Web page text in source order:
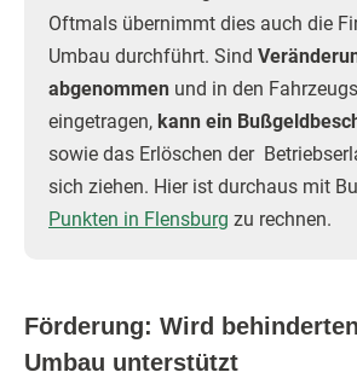
Oftmals übernimmt dies auch die
Umbau durchführt. Sind
abgenommen und in den
eingetragen, kann ein
sowie das Erlöschen der
sich ziehen. Hier ist durchaus mit
Punkten in Flensburg zu rechnen.
Förderung: Wird
Umbau unterstützt